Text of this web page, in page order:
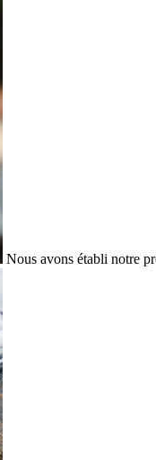
Nous avons établi notre